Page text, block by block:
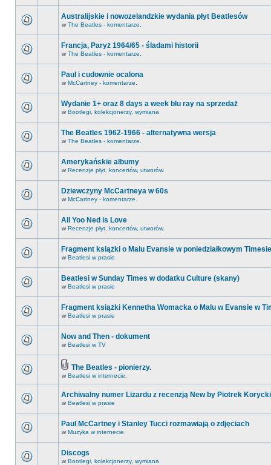
Australijskie i nowozelandzkie wydania płyt Beatlesów
w The Beatles - komentarze.
Francja, Paryż 1964/65 - śladami historii
w The Beatles - komentarze.
Paul i cudownie ocalona
w McCartney - komentarze.
Wydanie 1+ oraz 8 days a week blu ray na sprzedaż
w Bootlegi, kolekcjonerzy, wymiana
The Beatles 1962-1966 - alternatywna wersja
w The Beatles - komentarze.
Amerykańskie albumy
w Recenzje płyt, koncertów, utworów.
Dziewczyny McCartneya w 60s
w McCartney - komentarze.
All Yoo Ned is Love
w Recenzje płyt, koncertów, utworów.
Fragment książki o Malu Evansie w poniedziałkowym Timesie
w Beatlesi w prasie
Beatlesi w Sunday Times w dodatku Culture (skany)
w Beatlesi w prasie
Fragment książki Kennetha Womacka o Malu w Evansie w
w Beatlesi w prasie
Now and Then - dokument
w Beatlesi w TV
The Beatles - pionierzy.
w Beatlesi w internecie.
Archiwalny numer Lizardu z recenzją New by Piotrek Korycki
w Beatlesi w prasie
Paul McCartney i Stanley Tucci rozmawiają o zdjęciach
w Muzyka w internecie.
Discogs
w Bootlegi, kolekcjonerzy, wymiana